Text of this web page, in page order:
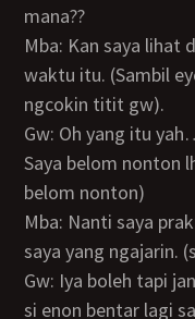
mana??
Mba: Kan saya lihat dari pilem yang kakak pinjemin
waktu itu. (Sambil
ngcokin titit gw).
Gw: Oh yang itu yah… Emang ada adegan apa lagi?
Saya belom nonton
belom nonton)
Mba: Nanti saya praktekin sama kakak deh… gantian
saya yang ngajarin.
Gw: Iya boleh tapi jangan sekarang soalnya kayaknya
si enon bentar lagi